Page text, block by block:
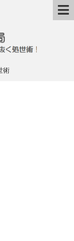
術